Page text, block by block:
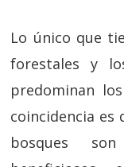
Lo único que
forestales y
predominan
coincidencia es
bosques